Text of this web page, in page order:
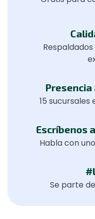
Respaldados
Presencia
15 sucursales
Escríbenos
Habla con
Se parte